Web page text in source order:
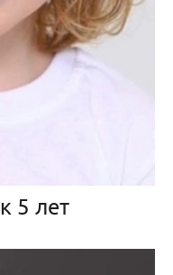
5 лет